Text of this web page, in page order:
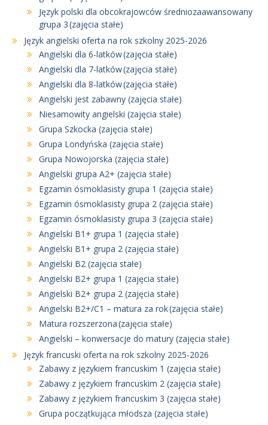
Język polski dla obcokrajowców średniozaawansowany
grupa 3 (zajęcia stałe)
Język angielski oferta na rok szkolny 2025-2026
Angielski dla 6-latków (zajęcia stałe)
Angielski dla 7-latków (zajęcia stałe)
Angielski dla 8-latków (zajęcia stałe)
Angielski jest zabawny (zajęcia stałe)
Niesamowity angielski (zajęcia stałe)
Grupa Szkocka (zajęcia stałe)
Grupa Londyńska (zajęcia stałe)
Grupa Nowojorska (zajęcia stałe)
Angielski grupa A2+ (zajęcia stałe)
Egzamin ósmoklasisty grupa 1 (zajęcia stałe)
Egzamin ósmoklasisty grupa 2 (zajęcia stałe)
Egzamin ósmoklasisty grupa 3 (zajęcia stałe)
Angielski B1+ grupa 1 (zajęcia stałe)
Angielski B1+ grupa 2 (zajęcia stałe)
Angielski B2 (zajęcia stałe)
Angielski B2+ grupa 1 (zajęcia stałe)
Angielski B2+ grupa 2 (zajęcia stałe)
Angielski B2+/C1 – matura za rok (zajęcia stałe)
Matura rozszerzona (zajęcia stałe)
Angielski – konwersacje do matury (zajęcia stałe)
Język francuski oferta na rok szkolny 2025-2026
Zabawy z językiem francuskim 1 (zajęcia stałe)
Zabawy z językiem francuskim 2 (zajęcia stałe)
Zabawy z językiem francuskim 3 (zajęcia stałe)
Grupa początkująca młodsza (zajęcia stałe)